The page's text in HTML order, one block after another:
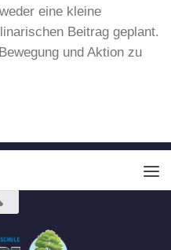
eine kleine
Beitrag geplant.
und Aktion zu